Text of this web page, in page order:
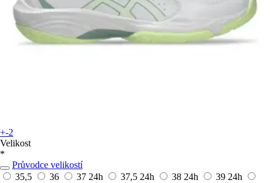
+-2
Velikost
*
Průvodce velikostí
35,5
36 37 24h 37,5 24h 38 24h 39 24h